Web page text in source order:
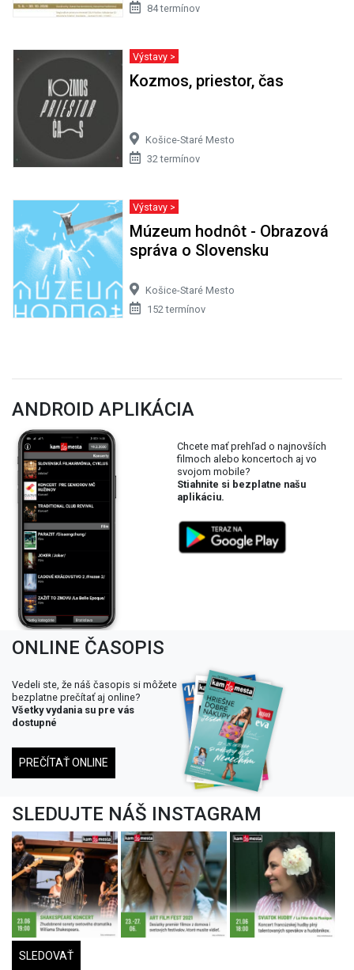
84 termínov
Výstavy >
Kozmos, priestor, čas
Košice-Staré Mesto
32 termínov
Výstavy >
Múzeum hodnôt - Obrazová
správa o Slovensku
Košice-Staré Mesto
152 termínov
ANDROID APLIKÁCIA
Chcete mať prehľad o najnovších
filmoch alebo koncertoch aj vo
svojom mobile?
Stiahnite si bezplatne našu
aplikáciu.
ONLINE ČASOPIS
Vedeli ste, že náš časopis si môžete
bezplatne prečítať aj online?
Všetky vydania su pre vás
dostupné
PREČÍTAŤ ONLINE
SLEDUJTE NÁŠ INSTAGRAM
SLEDOVAŤ